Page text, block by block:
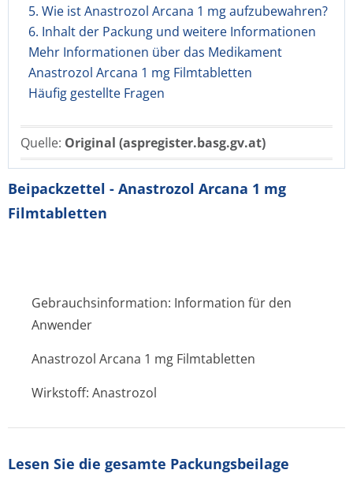
5. Wie ist Anastrozol Arcana 1 mg aufzubewahren?
6. Inhalt der Packung und weitere Informationen
Mehr Informationen über das Medikament
Anastrozol Arcana 1 mg Filmtabletten
Häufig gestellte Fragen
Quelle: Original (aspregister.basg.gv.at)
Beipackzettel - Anastrozol Arcana 1 mg
Filmtabletten
Gebrauchsinformation: Information für den
Anwender
Anastrozol Arcana 1 mg Filmtabletten
Wirkstoff: Anastrozol
Lesen Sie die gesamte Packungsbeilage